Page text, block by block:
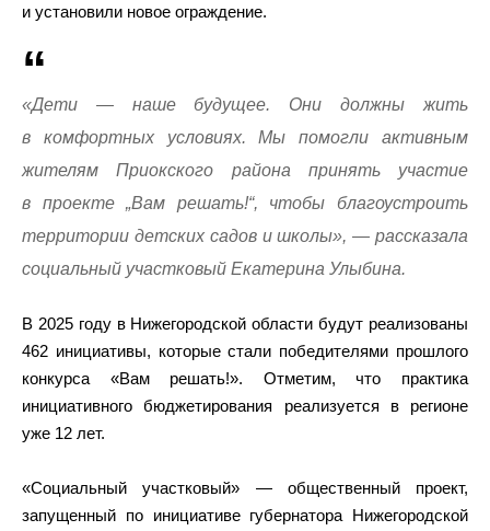
и установили новое ограждение.
«Дети — наше будущее. Они должны жить
в комфортных условиях. Мы помогли активным
жителям Приокского района принять участие
в проекте „Вам решать!“, чтобы благоустроить
территории детских садов и школы», — рассказала
социальный участковый Екатерина Улыбина.
В 2025 году в Нижегородской области будут реализованы
462 инициативы, которые стали победителями прошлого
конкурса «Вам решать!». Отметим, что практика
инициативного бюджетирования реализуется в регионе
уже 12 лет.
«Социальный участковый» — общественный проект,
запущенный по инициативе губернатора Нижегородской